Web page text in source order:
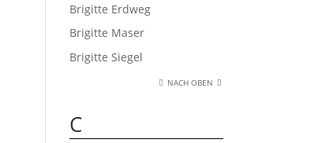
Brigitte Erdweg
Brigitte Maser
Brigitte Siegel
NACH OBEN
C